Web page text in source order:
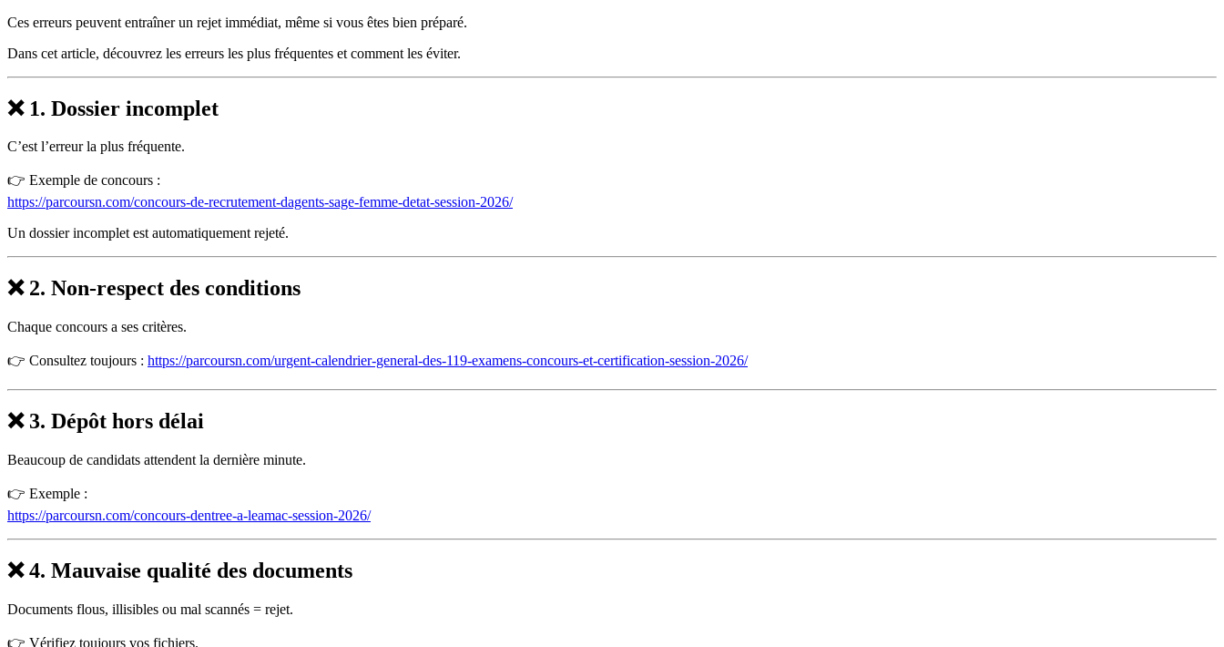
Ces erreurs peuvent entraîner un rejet immédiat, même si vous êtes bien préparé.
Dans cet article, découvrez les erreurs les plus fréquentes et comment les éviter.
❌ 1. Dossier incomplet
C’est l’erreur la plus fréquente.
👉 Exemple de concours :
https://parcoursn.com/concours-de-recrutement-dagents-sage-femme-detat-session-2026/
Un dossier incomplet est automatiquement rejeté.
❌ 2. Non-respect des conditions
Chaque concours a ses critères.
👉 Consultez toujours : https://parcoursn.com/urgent-calendrier-general-des-119-examens-concours-et-certification-session-2026/
❌ 3. Dépôt hors délai
Beaucoup de candidats attendent la dernière minute.
👉 Exemple :
https://parcoursn.com/concours-dentree-a-leamac-session-2026/
❌ 4. Mauvaise qualité des documents
Documents flous, illisibles ou mal scannés = rejet.
👉 Vérifiez toujours vos fichiers.